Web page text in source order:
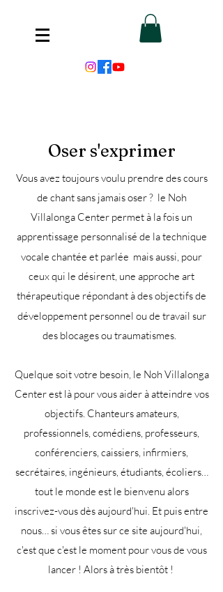
Oser s'exprimer
Vous avez toujours voulu prendre des cours
de chant sans jamais oser ? le Noh
Villalonga Center permet à la fois un
apprentissage personnalisé de latechnique
vocale chantée et parlée mais aussi, pour
ceux qui le désirent, une approche art
thérapeutique répondant à des objectifs de
développement personnel ou de travail sur
des blocages ou traumatismes. ​
Quelque soit votre besoin, le Noh Villalonga
Center est là pourvous aider à atteindre vos
objectifs. Chanteurs amateurs,
professionnels, comédiens, professeurs,
conférenciers, caissiers, infirmiers,
secrétaires, ingénieurs, étudiants, écoliers…
tout le monde est le bienvenu alors
inscrivez-vous dès aujourd'hui. ​Et puis entre
nous… si vous êtes sur ce site aujourd'hui,
c'est que c'est le moment pour vous de vous
lancer ! Alors à très bientôt !